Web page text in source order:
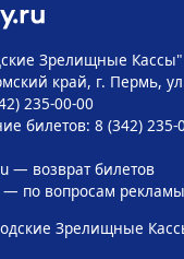
Зрелищные Кассы"
край, г. Пермь,
235-00-00
билетов: 8 (342) 235-
— возврат билетов
по вопросам рекламы
Зрелищные